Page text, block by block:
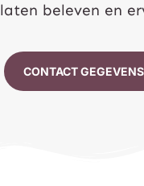
beleven en
CONTACT GEGEVENS